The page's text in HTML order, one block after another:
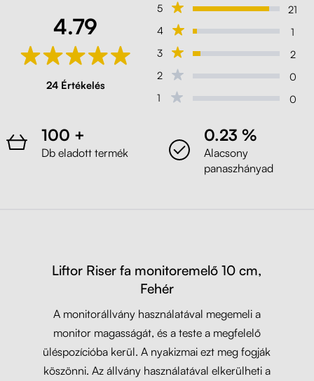
(H1487)
Bramberg fenyő
Liftor Riser fa monitoremelő 10 cm
(H3734)
Természetes dijoni dió
4.79
24 Értékelés
5
21
4
1
3
2
2
0
1
0
100 +
Db eladott termék
0.23 %
Alacsony
panaszhányad
Liftor Riser fa monitoremelő 10 cm,
Fehér
A monitorállvány használatával megemeli a
monitor magasságát, és a teste a megfelelő
üléspozícióba kerül. A nyakizmai ezt meg fogják
köszönni. Az állvány használatával elkerülheti a